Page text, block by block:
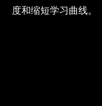
度和缩短学习曲线。